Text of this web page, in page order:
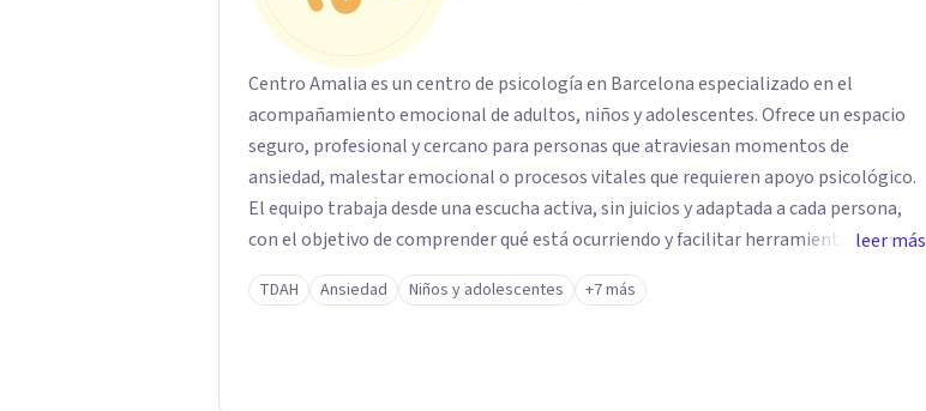
Centro Amalia es un centro de psicología en Barcelona especializado en el
acompañamiento emocional de adultos, niños y adolescentes. Ofrece un espacio
seguro, profesional y cercano para personas que atraviesan momentos de
ansiedad, malestar emocional o procesos vitales que requieren apoyo psicológico.
El equipo trabaja desde una escucha activa, sin juicios y adaptada a cada persona,
con el objetivo de comprender qué está ocurriendo y facilitar herramientas para
avanzar con mayor equilibrio y bienestar. La intervención se realiza en un entorno
confidencial y tranquilo, cuidando el ritmo y las necesidades de cada proceso
leer más
TDAH Ansiedad Niños y adolescentes +7 más